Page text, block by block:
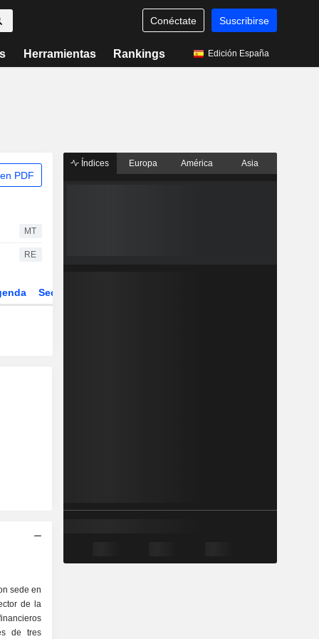
Conéctate Suscribirse
Herramientas Rankings Edición España
PDF
MT
RE
Sector
sede en
de la
de tres
Índices Europa América Asia